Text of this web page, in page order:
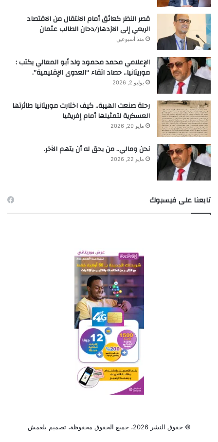
قصر النظر كعائق أمام الانتقال من الاقتصاد
الريعي إلى الازدهار/دحان الطالب عثمان
منذ أسبوعين
الإعلامي محمد محمود ولد أبو المعالي يكتب :
موريتانيا.. حصاد اتقاء “العدوى الإقليمية”.
يوليو 2, 2026
رحلة صنعت الهيبة.. كيف اختارت موريتانيا طائرتها
العسكرية لتمثيلها أمام إفريقيا
مايو 29, 2026
نحن ومالي.. من يحق له أن يتهم الآخر.
مايو 22, 2026
تابعنا على فيسبوك
© حقوق النشر 2026، جميع الحقوق محفوظة، تصميم بلعمش